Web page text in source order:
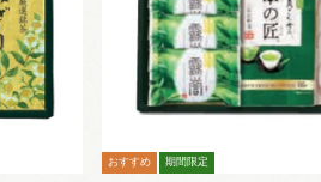
おすすめ 期間限定